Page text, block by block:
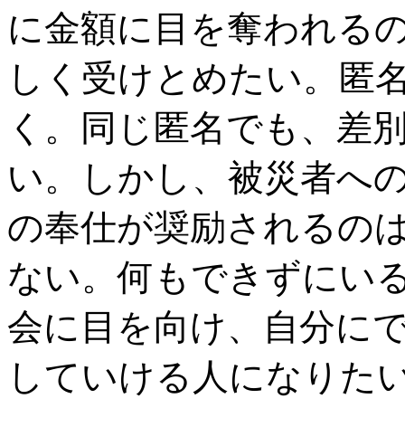
に金額に目を奪われる
しく受けとめたい。匿
く。同じ匿名でも、差
い。しかし、被災者へ
の奉仕が奨励されるの
ない。何もできずにい
会に目を向け、自分に
していける人になりた